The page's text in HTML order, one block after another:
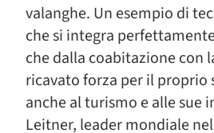
valanghe. Un esempio di
che si integra
che dalla coabitazione con
ricavato forza per il proprio
anche al turismo e alle sue
Leitner, leader mondiale